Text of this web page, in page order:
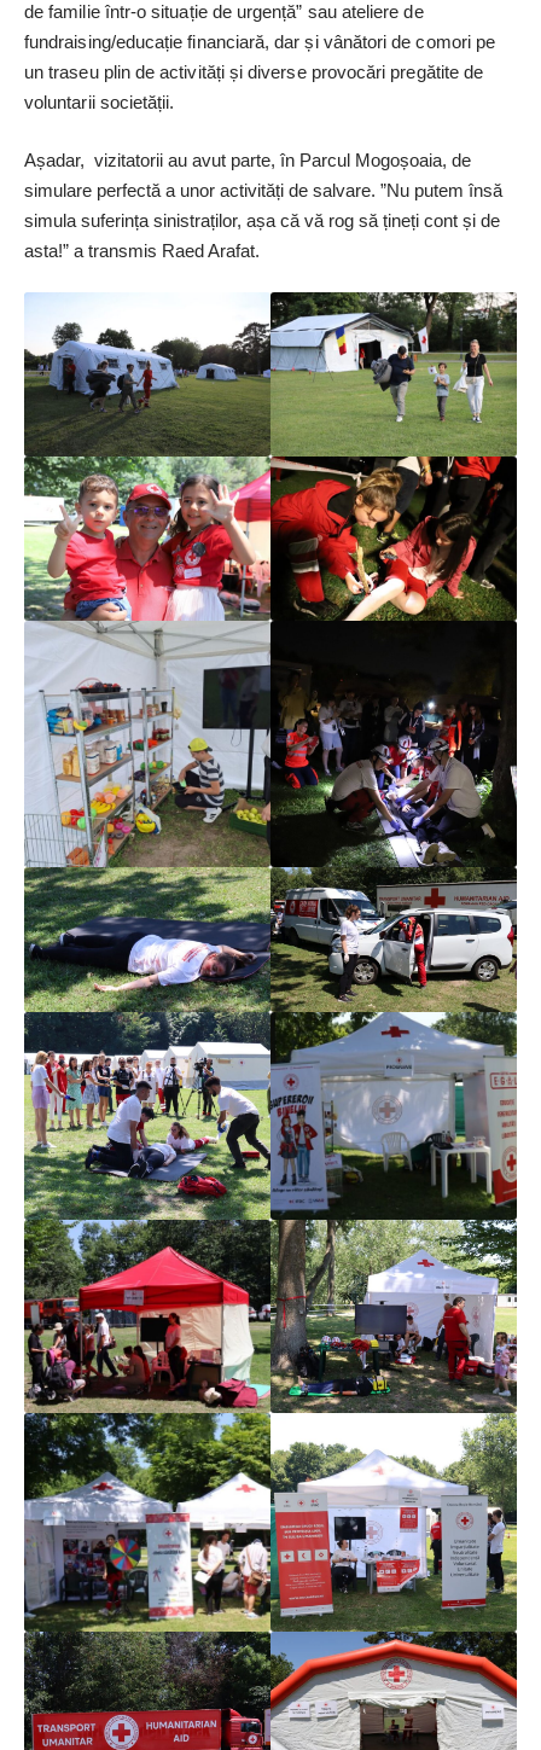
de familie ­într-o situație de urgență” sau ateliere de
fundraising/educație financiară, dar și vânători de comori pe
un traseu plin de activități și diverse provocări pregătite de
voluntarii societății.
Așadar, vizitatorii au avut parte, în Parcul Mogoșoaia, de
simulare perfectă a unor activități de salvare. ”Nu putem însă
simula suferința si­nistraților, așa că vă rog să țineți cont și de
asta!” a transmis Raed Arafat.